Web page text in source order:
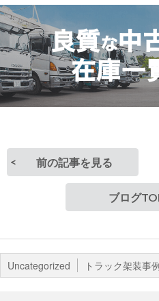
前の記事を見る
ブログ
Uncategorized トラック架装事